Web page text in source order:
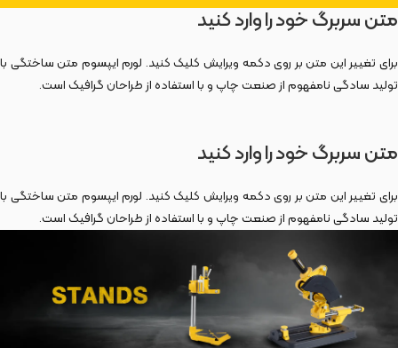
متن سربرگ خود را وارد کنید
برای تغییر این متن بر روی دکمه ویرایش کلیک کنید. لورم ایپسوم متن ساختگی با
تولید سادگی نامفهوم از صنعت چاپ و با استفاده از طراحان گرافیک است.
متن سربرگ خود را وارد کنید
برای تغییر این متن بر روی دکمه ویرایش کلیک کنید. لورم ایپسوم متن ساختگی با
تولید سادگی نامفهوم از صنعت چاپ و با استفاده از طراحان گرافیک است.